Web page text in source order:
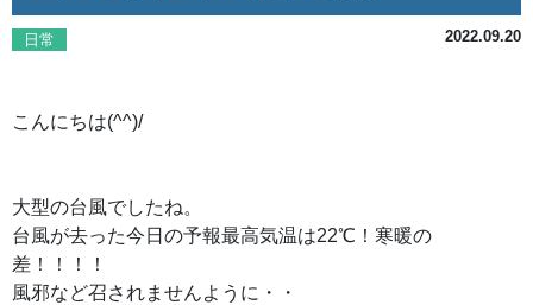
日常 2022.09.20
こんにちは(^^)/
大型の台風でしたね。
台風が去った今日の予報最高気温は22℃！寒暖の
差！！！！
風邪など召されませんように・・